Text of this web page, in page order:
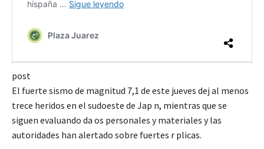
post
El fuerte sismo de magnitud 7,1 de este jueves dej al menos
trece heridos en el sudoeste de Jap n, mientras que se
siguen evaluando da os personales y materiales y las
autoridades han alertado sobre fuertes r plicas.